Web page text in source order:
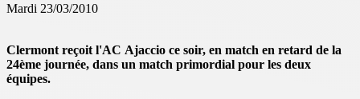
Mardi 23/03/2010
Clermont reçoit l'AC Ajaccio ce soir, en match en retard de la
24ème journée, dans un match primordial pour les deux
équipes.